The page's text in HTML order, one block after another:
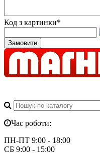
Код з картинки*
Замовити
Час роботи:
ПН-ПТ 9:00 - 18:00
СБ 9:00 - 15:00